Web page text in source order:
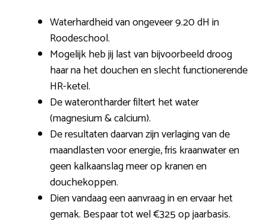
Waterhardheid van ongeveer 9.20 dH in
Roodeschool.
Mogelijk heb jij last van bijvoorbeeld droog
haar na het douchen en slecht functionerende
HR-ketel.
De waterontharder filtert het water
(magnesium & calcium).
De resultaten daarvan zijn verlaging van de
maandlasten voor energie, fris kraanwater en
geen kalkaanslag meer op kranen en
douchekoppen.
Dien vandaag een aanvraag in en ervaar het
gemak. Bespaar tot wel €325 op jaarbasis.